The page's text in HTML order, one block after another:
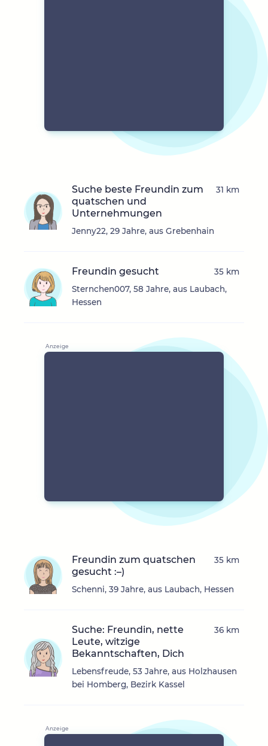
Suche beste Freundin zum
quatschen und
Unternehmungen
Jenny22, 29 Jahre, aus Grebenhain
31 km
Freundin gesucht
Sternchen007, 58 Jahre, aus Laubach,
Hessen
35 km
Freundin zum quatschen
gesucht :–)
Schenni, 39 Jahre, aus Laubach, Hessen
35 km
Suche: Freundin, nette
Leute, witzige
Bekanntschaften, Dich
Lebensfreude, 53 Jahre, aus Holzhausen
bei Homberg, Bezirk Kassel
36 km